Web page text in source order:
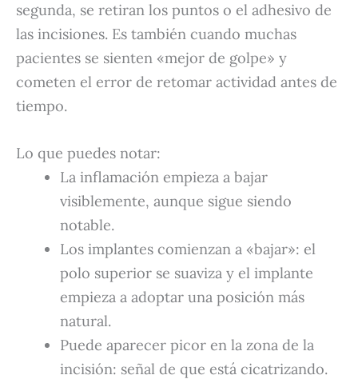
segunda, se retiran los puntos o el adhesivo de
las incisiones. Es también cuando muchas
pacientes se sienten «mejor de golpe» y
cometen el error de retomar actividad antes de
tiempo.
Lo que puedes notar:
La inflamación empieza a bajar
visiblemente, aunque sigue siendo
notable.
Los implantes comienzan a «bajar»: el
polo superior se suaviza y el implante
empieza a adoptar una posición más
natural.
Puede aparecer picor en la zona de la
incisión: señal de que está cicatrizando.